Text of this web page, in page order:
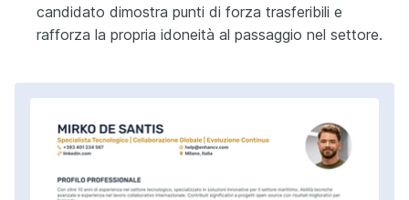
candidato dimostra punti di forza trasferibili e
rafforza la propria idoneità al passaggio nel settore.